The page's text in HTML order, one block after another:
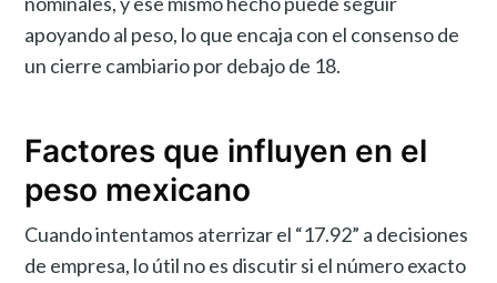
apoyando al peso, lo que encaja con el consenso de
un cierre cambiario por debajo de 18.
Factores que influyen en el
peso mexicano
Cuando intentamos aterrizar el “17.92” a decisiones
de empresa, lo útil no es discutir si el número exacto